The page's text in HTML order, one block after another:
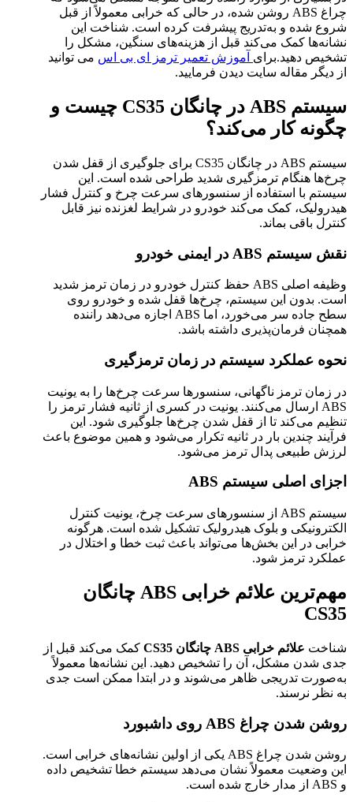
چراغ ABS روشن شده، در حالی که خرابی معمولاً از قبل
شروع شده و به‌تدریج پیشرفت کرده است. شناخت این
نشانه‌ها کمک می‌کند قبل از هزینه‌های سنگین، مشکل را
تشخیص دهید.برای آموزش تعمیر ترمز ای بی اس می توانید
از دیگر مقاله سایت دیدن فرمایید.
سیستم ABS در چانگان CS35 چیست و
چگونه کار می‌کند؟
سیستم ABS در چانگان CS35 برای جلوگیری از قفل شدن
چرخ‌ها هنگام ترمزگیری شدید طراحی شده است. این
سیستم با استفاده از سنسورهای سرعت چرخ و کنترل فشار
هیدرولیک، کمک می‌کند خودرو در شرایط لغزنده نیز قابل
کنترل باقی بماند.
نقش سیستم ABS در ایمنی خودرو
وظیفه اصلی ABS حفظ کنترل خودرو در زمان ترمز شدید
است. بدون این سیستم، چرخ‌ها قفل شده و خودرو روی
سطح جاده سر می‌خورد، اما ABS اجازه می‌دهد راننده
همچنان فرمان‌پذیری داشته باشد.
نحوه عملکرد سیستم در زمان ترمزگیری
در زمان ترمز ناگهانی، سنسورها سرعت چرخ‌ها را به یونیت
ABS ارسال می‌کنند. یونیت در کسری از ثانیه فشار ترمز را
تنظیم می‌کند تا از قفل شدن چرخ‌ها جلوگیری شود. این
فرآیند چندین بار در ثانیه تکرار می‌شود و همین موضوع باعث
لرزش طبیعی پدال ترمز می‌شود.
اجزای اصلی سیستم ABS
سیستم ABS از سنسورهای سرعت چرخ، یونیت کنترل
الکترونیکی و بلوک هیدرولیک تشکیل شده است. هرگونه
خرابی در این بخش‌ها می‌تواند باعث ثبت خطا و اختلال در
عملکرد ترمز شود.
مهم‌ترین علائم خرابی ABS چانگان
CS35
شناخت علائم خرابی ABS چانگان CS35
کمک می‌کند قبل از
جدی شدن مشکل، آن را تشخیص دهید. این نشانه‌ها معمولاً
به‌صورت تدریجی ظاهر می‌شوند و در ابتدا ممکن است جدی
به نظر نرسند.
روشن شدن چراغ ABS روی داشبورد
روشن شدن چراغ ABS یکی از اولین نشانه‌های خرابی است.
این وضعیت معمولاً نشان می‌دهد سیستم خطا تشخیص داده
و ABS از مدار خارج شده است.